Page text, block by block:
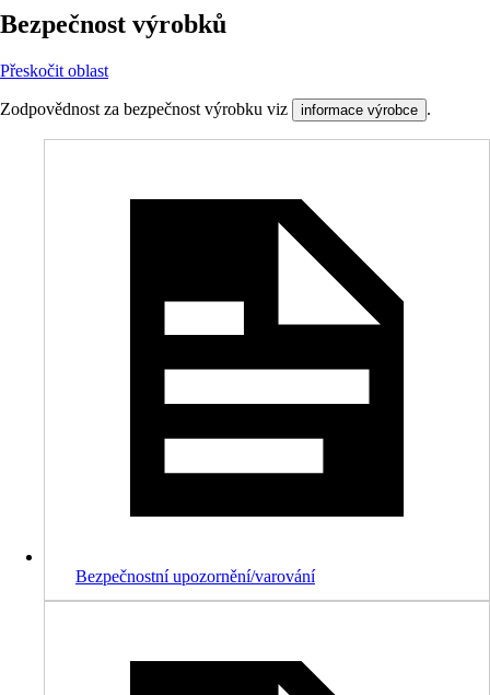
Bezpečnost výrobků
Přeskočit oblast
Zodpovědnost za bezpečnost výrobku viz informace výrobce .
Bezpečnostní upozornění/varování